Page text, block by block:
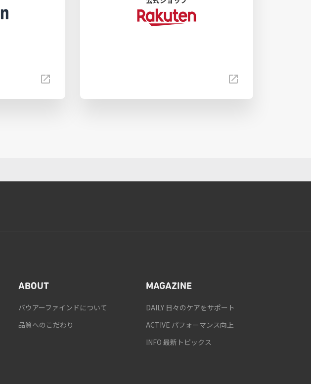
ABOUT
バウアーファインドについて
品質へのこだわり
MAGAZINE
DAILY 日々のケアをサポート
ACTIVE パフォーマンス向上
INFO 最新トピックス